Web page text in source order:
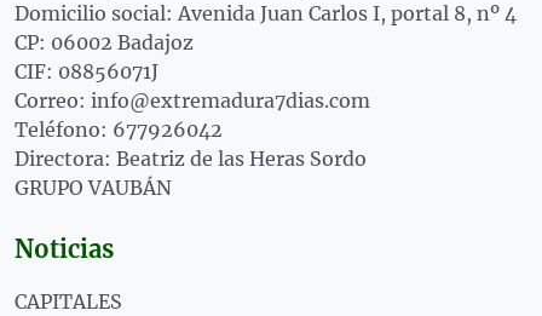
Domicilio social: Avenida Juan Carlos I, portal 8, nº 4
CP: 06002 Badajoz
CIF: 08856071J
Correo: info@extremadura7dias.com
Teléfono: 677926042
Directora: Beatriz de las Heras Sordo
GRUPO VAUBÁN
Noticias
CAPITALES